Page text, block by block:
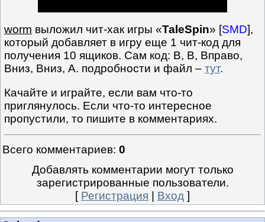
worm выложил чит-хак игры «TaleSpin» [SMD],
который добавляет в игру еще 1 чит-код для
получения 10 ящиков. Сам код: В, В, Вправо,
Вниз, Вниз, А. подробности и файл – тут.
Качайте и играйте, если вам что-то
приглянулось. Если что-то интересное
пропустили, то пишите в комментариях.
Всего комментариев: 0
Добавлять комментарии могут только
зарегистрированные пользователи.
[ Регистрация Вход ]